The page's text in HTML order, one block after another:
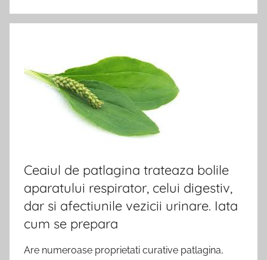
Ceaiul de patlagina trateaza bolile
aparatului respirator, celui digestiv,
dar si afectiunile vezicii urinare. Iata
cum se prepara
Are numeroase proprietati curative patlagina,